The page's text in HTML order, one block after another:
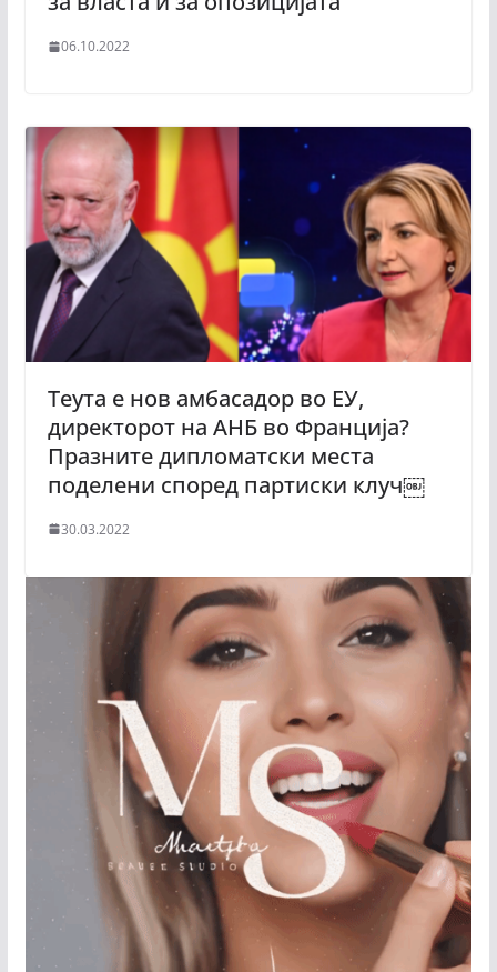
06.10.2022
Теута е нов амбасадор во ЕУ,
директорот на АНБ во Франција?
Празните дипломатски места
поделени според партиски клуч￼
30.03.2022